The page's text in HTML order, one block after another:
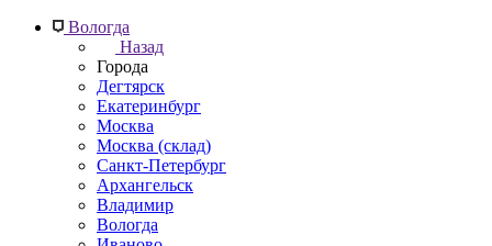
Вологда
Назад
Города
Дегтярск
Екатеринбург
Москва
Москва (склад)
Санкт-Петербург
Архангельск
Владимир
Вологда